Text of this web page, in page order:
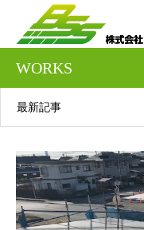
WORKS
最新記事